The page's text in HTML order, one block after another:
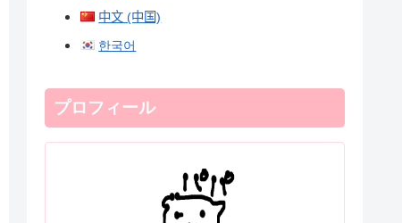
中文 (中国)
한국어
プロフィール